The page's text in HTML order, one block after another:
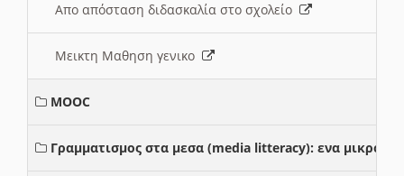
Απο απόσταση διδασκαλία στο σχολείο
Μεικτη Μαθηση γενικο
MOOC
Γραμματισμος στα μεσα (media litteracy): ενα μικρο